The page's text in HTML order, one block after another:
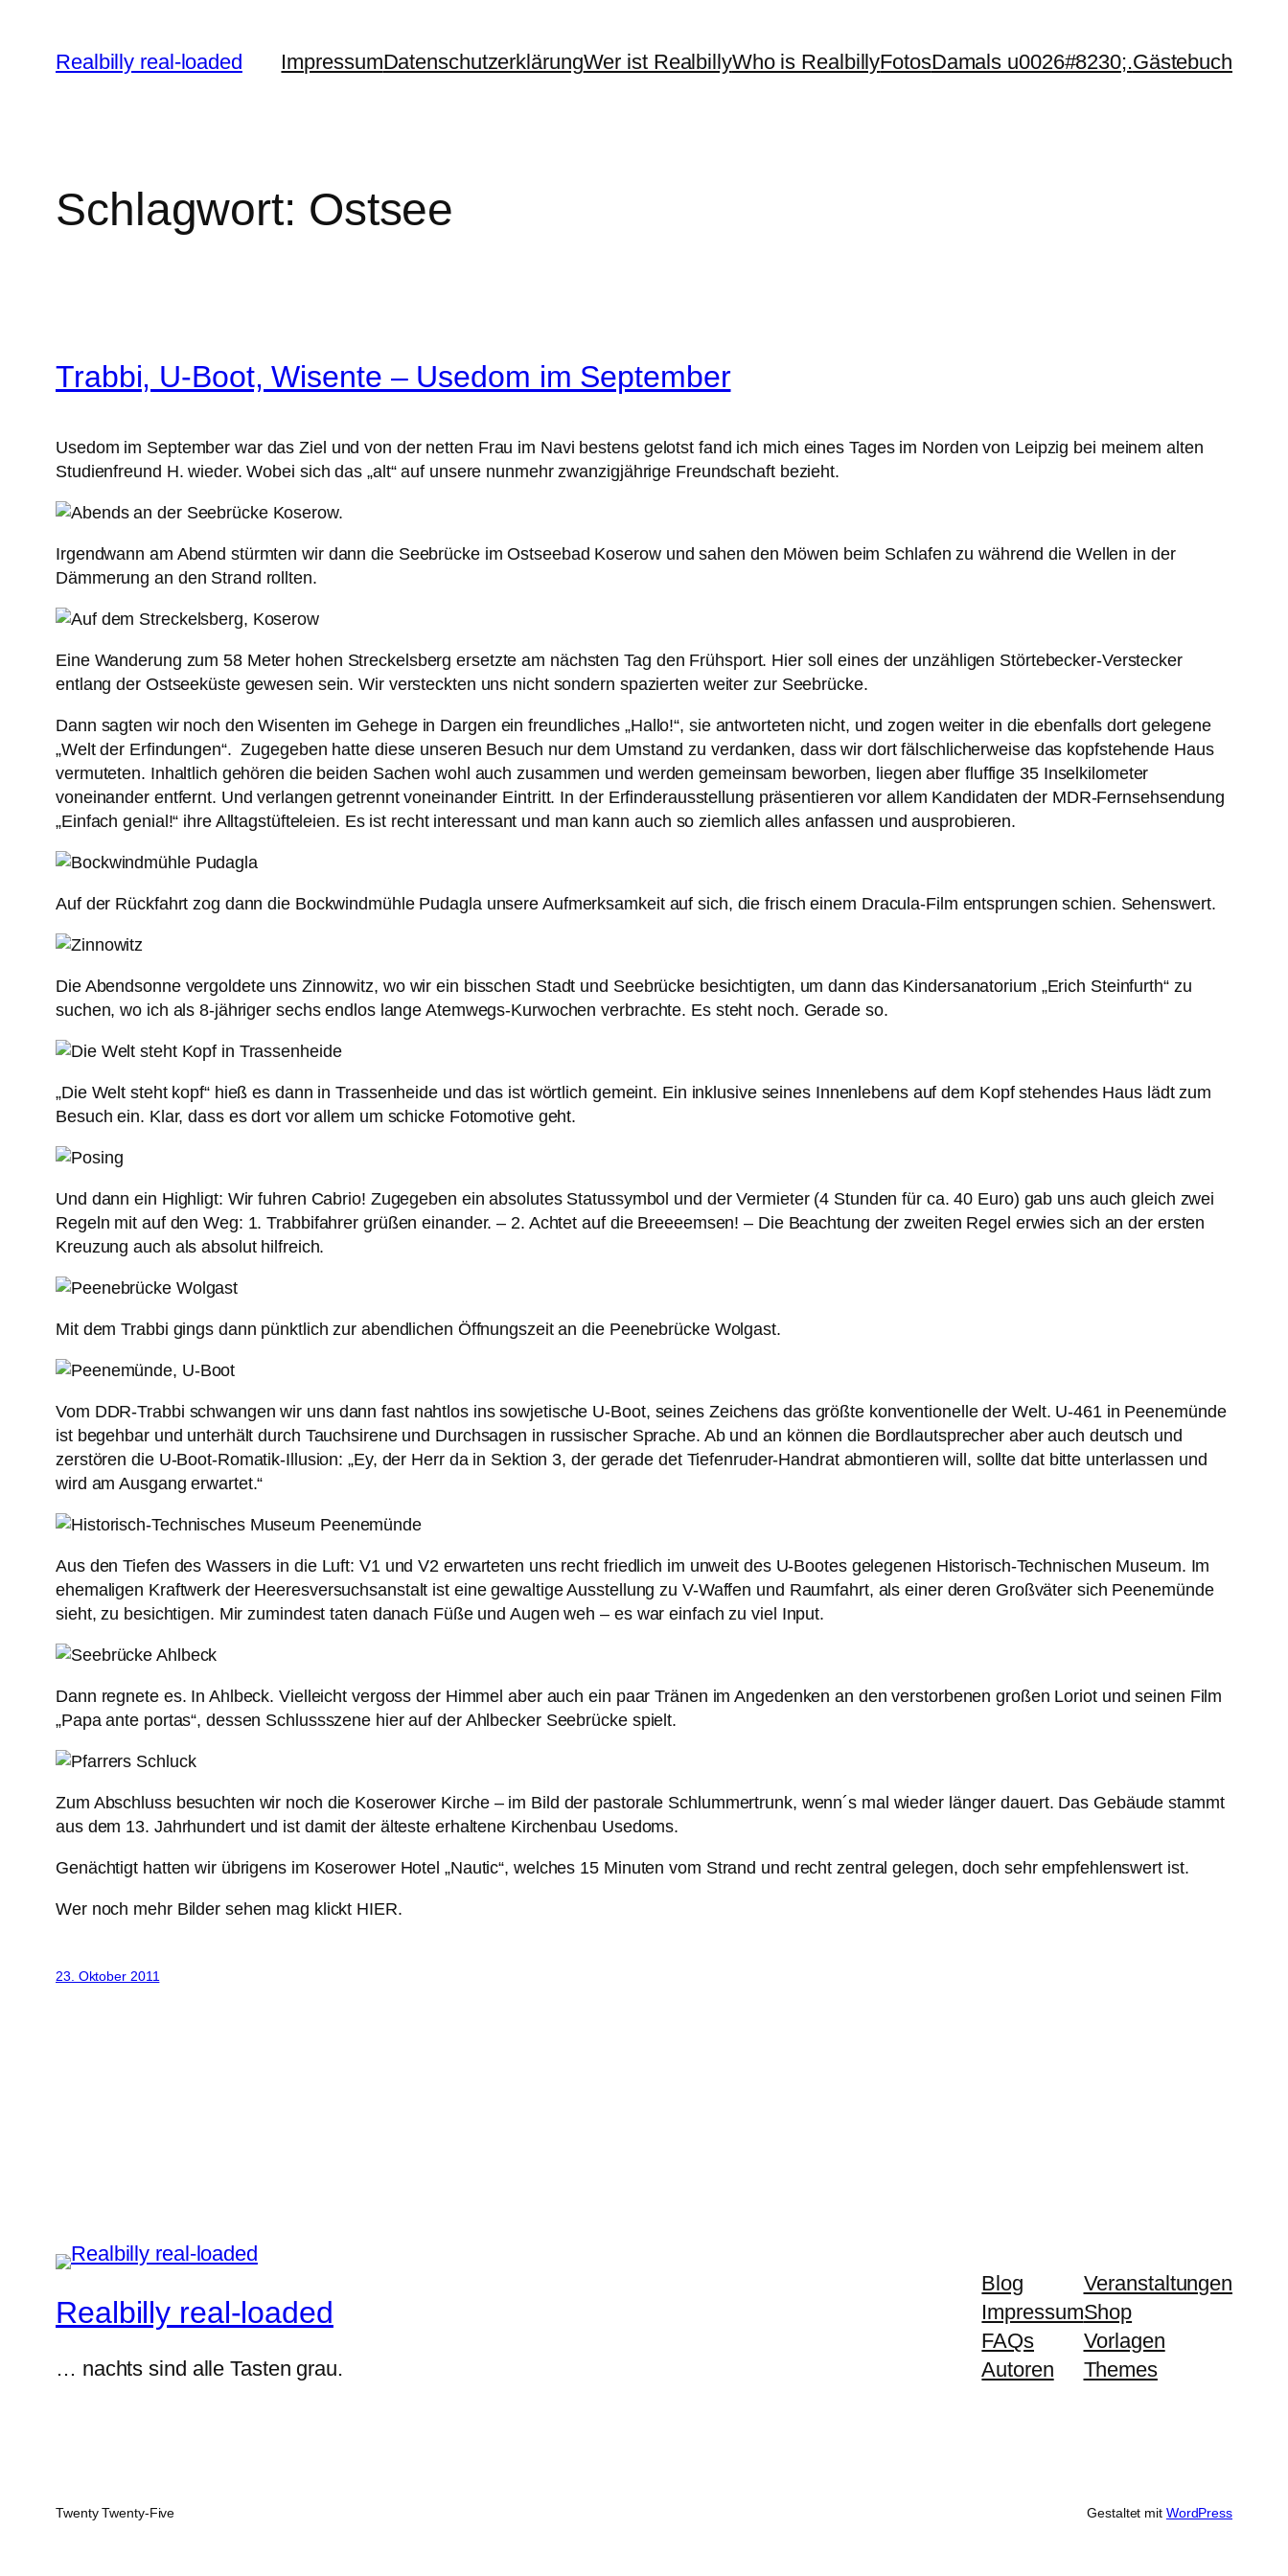
Inhalt
springen
Realbilly real-loaded ImpressumDatenschutzerklärungWer ist RealbillyWho is RealbillyFotosDamals u0026#8230;.Gästebuch
Schlagwort: Ostsee
Trabbi, U-Boot, Wisente – Usedom im September
Usedom im September war das Ziel und von der netten Frau im Navi bestens gelotst fand ich mich eines Tages im Norden von Leipzig bei meinem alten
Studienfreund H. wieder. Wobei sich das „alt“ auf unsere nunmehr zwanzigjährige Freundschaft bezieht.
Irgendwann am Abend stürmten wir dann die Seebrücke im Ostseebad Koserow und sahen den Möwen beim Schlafen zu während die Wellen in der
Dämmerung an den Strand rollten.
Eine Wanderung zum 58 Meter hohen Streckelsberg ersetzte am nächsten Tag den Frühsport. Hier soll eines der unzähligen Störtebecker-Verstecker
entlang der Ostseeküste gewesen sein. Wir versteckten uns nicht sondern spazierten weiter zur Seebrücke.
Dann sagten wir noch den Wisenten im Gehege in Dargen ein freundliches „Hallo!“, sie antworteten nicht, und zogen weiter in die ebenfalls dort gelegene
„Welt der Erfindungen“. Zugegeben hatte diese unseren Besuch nur dem Umstand zu verdanken, dass wir dort fälschlicherweise das kopfstehende Haus
vermuteten. Inhaltlich gehören die beiden Sachen wohl auch zusammen und werden gemeinsam beworben, liegen aber fluffige 35 Inselkilometer
voneinander entfernt. Und verlangen getrennt voneinander Eintritt. In der Erfinderausstellung präsentieren vor allem Kandidaten der MDR-Fernsehsendung
„Einfach genial!“ ihre Alltagstüfteleien. Es ist recht interessant und man kann auch so ziemlich alles anfassen und ausprobieren.
Auf der Rückfahrt zog dann die Bockwindmühle Pudagla unsere Aufmerksamkeit auf sich, die frisch einem Dracula-Film entsprungen schien. Sehenswert.
Die Abendsonne vergoldete uns Zinnowitz, wo wir ein bisschen Stadt und Seebrücke besichtigten, um dann das Kindersanatorium „Erich Steinfurth“ zu
suchen, wo ich als 8-jähriger sechs endlos lange Atemwegs-Kurwochen verbrachte. Es steht noch. Gerade so.
„Die Welt steht kopf“ hieß es dann in Trassenheide und das ist wörtlich gemeint. Ein inklusive seines Innenlebens auf dem Kopf stehendes Haus lädt zum
Besuch ein. Klar, dass es dort vor allem um schicke Fotomotive geht.
Und dann ein Highligt: Wir fuhren Cabrio! Zugegeben ein absolutes Statussymbol und der Vermieter (4 Stunden für ca. 40 Euro) gab uns auch gleich zwei
Regeln mit auf den Weg: 1. Trabbifahrer grüßen einander. – 2. Achtet auf die Breeeemsen! – Die Beachtung der zweiten Regel erwies sich an der ersten
Kreuzung auch als absolut hilfreich.
Mit dem Trabbi gings dann pünktlich zur abendlichen Öffnungszeit an die Peenebrücke Wolgast.
Vom DDR-Trabbi schwangen wir uns dann fast nahtlos ins sowjetische U-Boot, seines Zeichens das größte konventionelle der Welt. U-461 in Peenemünde
ist begehbar und unterhält durch Tauchsirene und Durchsagen in russischer Sprache. Ab und an können die Bordlautsprecher aber auch deutsch und
zerstören die U-Boot-Romatik-Illusion: „Ey, der Herr da in Sektion 3, der gerade det Tiefenruder-Handrat abmontieren will, sollte dat bitte unterlassen und
wird am Ausgang erwartet.“
Aus den Tiefen des Wassers in die Luft: V1 und V2 erwarteten uns recht friedlich im unweit des U-Bootes gelegenen Historisch-Technischen Museum. Im
ehemaligen Kraftwerk der Heeresversuchsanstalt ist eine gewaltige Ausstellung zu V-Waffen und Raumfahrt, als einer deren Großväter sich Peenemünde
sieht, zu besichtigen. Mir zumindest taten danach Füße und Augen weh – es war einfach zu viel Input.
Dann regnete es. In Ahlbeck. Vielleicht vergoss der Himmel aber auch ein paar Tränen im Angedenken an den verstorbenen großen Loriot und seinen Film
„Papa ante portas“, dessen Schlussszene hier auf der Ahlbecker Seebrücke spielt.
Zum Abschluss besuchten wir noch die Koserower Kirche – im Bild der pastorale Schlummertrunk, wenn´s mal wieder länger dauert. Das Gebäude stammt
aus dem 13. Jahrhundert und ist damit der älteste erhaltene Kirchenbau Usedoms.
Genächtigt hatten wir übrigens im Koserower Hotel „Nautic“, welches 15 Minuten vom Strand und recht zentral gelegen, doch sehr empfehlenswert ist.
Wer noch mehr Bilder sehen mag klickt HIER.
23. Oktober 2011
Realbilly real-loaded
… nachts sind alle Tasten grau.
Blog
Impressum
FAQs
Autoren
Veranstaltungen
Shop
Vorlagen
Themes
Twenty Twenty-Five Gestaltet mit WordPress